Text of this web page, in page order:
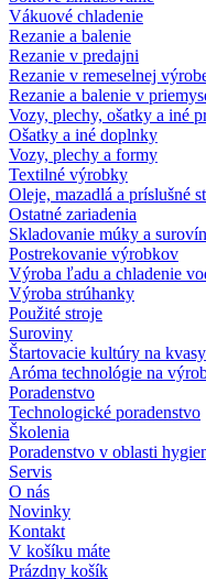
Vákuové chladenie
Rezanie a balenie
Rezanie v predajni
Rezanie v remeselnej
Rezanie a balenie v
Vozy, plechy, ošatky a iné
Ošatky a iné doplnky
Vozy, plechy a formy
Textilné výrobky
Oleje, mazadlá a príslušné
Ostatné zariadenia
Skladovanie múky a surovín
Postrekovanie výrobkov
Výroba ľadu a chladenie
Výroba strúhanky
Použité stroje
Suroviny
Štartovacie kultúry na kvasy
Aróma technológie na
Poradenstvo
Technologické poradenstvo
Školenia
Poradenstvo v oblasti
Servis
O nás
Novinky
Kontakt
V košíku máte
Prázdny košík